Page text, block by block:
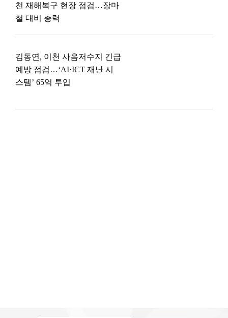
천 재해복구 현장 점검…장마
철 대비 총력
김동연, 이천 사음저수지 긴급
예방 점검…‘AI·ICT 재난 시
스템’ 65억 투입